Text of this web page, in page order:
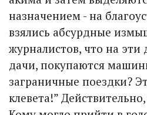
назначением - на
взялись абсурдные
журналистов, что на эти
дачи, покупаются
заграничные поездки?
клевета!”